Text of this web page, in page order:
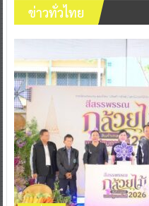
ข่าวทั่วไทย